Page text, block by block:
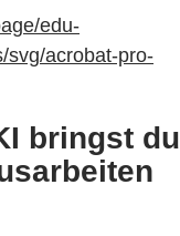
edu-
svg/acrobat-pro-
bringst du